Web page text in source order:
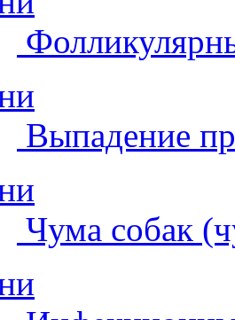
Выпадение
Чума собак